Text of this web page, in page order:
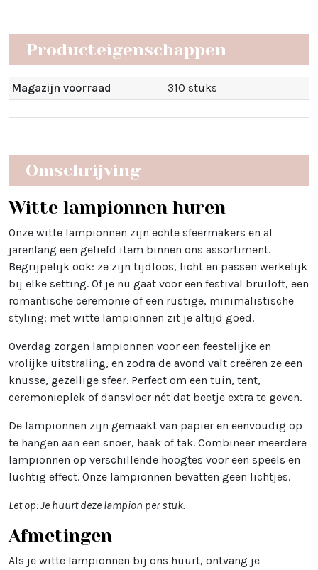
Producteigenschappen
Magazijn voorraad 310 stuks
Omschrijving
Witte lampionnen huren
Onze witte lampionnen zijn echte sfeermakers en al
jarenlang een geliefd item binnen ons assortiment.
Begrijpelijk ook: ze zijn tijdloos, licht en passen werkelijk
bij elke setting. Of je nu gaat voor een festival bruiloft, een
romantische ceremonie of een rustige, minimalistische
styling: met witte lampionnen zit je altijd goed.
Overdag zorgen lampionnen voor een feestelijke en
vrolijke uitstraling, en zodra de avond valt creëren ze een
knusse, gezellige sfeer. Perfect om een tuin, tent,
ceremonieplek of dansvloer nét dat beetje extra te geven.
De lampionnen zijn gemaakt van papier en eenvoudig op
te hangen aan een snoer, haak of tak. Combineer meerdere
lampionnen op verschillende hoogtes voor een speels en
luchtig effect. Onze lampionnen bevatten geen lichtjes.
Let op: Je huurt deze lampion per stuk.
Afmetingen
Als je witte lampionnen bij ons huurt, ontvang je